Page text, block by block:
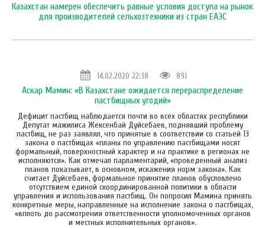
Казахстан намерен обеспечить равные условия доступа на рынок
для производителей сельхозтехники из стран ЕАЭС
14.02.2020 22:38 891
Аскар Мамин: «В Казахстане ожидается перераспределение
пастбищных угодий»
Дефицит пастбищ наблюдается почти во всех областях республики
Депутат мажилиса Жексенбай Дуйсебаев, поднявший проблему
пастбищ, не раз заявлял, что принятые в соответствии со статьей 13
закона о пастбищах «планы по управлению пастбищами носят
формальный, поверхностный характер и на практике в регионах не
исполняются». Как отмечал парламентарий, «проведенный анализ
планов показывает, в основном, искажения норм закона». Как
считает Дуйсебаев, формальное принятие планов обусловлено
отсутствием единой скоординированной политики в области
управления и использования пастбищ. Он попросил Мамина принять
конкретные меры, направленные на исполнение закона о пастбищах,
«вплоть до рассмотрения ответственности уполномоченных органов
и местных исполнительных органов».